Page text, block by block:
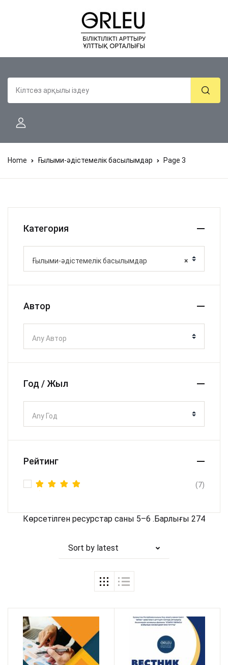
Home Ғылыми-әдістемелік басылымдар Page 3
Көрсетілген ресурстар саны 5–6 .Барлығы 274
Sort by latest
Категория
×
Ғылыми-әдістемелік басылымдар
Автор
Any Автор
Год / Жыл
Any Год
Рейтинг
(7)